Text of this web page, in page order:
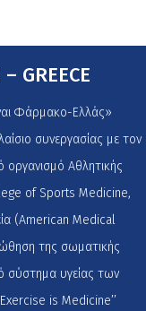
GREECE
Φάρμακο-Ελλάς»
συνεργασίας με τον
Αθλητικής
of Sports Medicine,
(American Medical
της σωματικής
σύστημα υγείας των
is Medicine’’